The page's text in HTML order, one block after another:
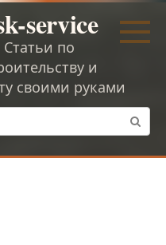
service
Статьи по
и
своими руками